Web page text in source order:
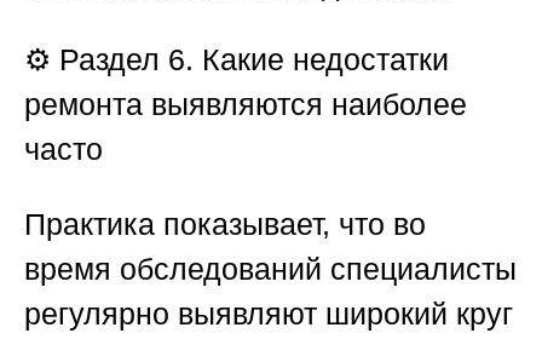
⚙️ Раздел 6. Какие недостатки
ремонта выявляются наиболее
часто
Практика показывает, что во
время обследований специалисты
регулярно выявляют широкий круг